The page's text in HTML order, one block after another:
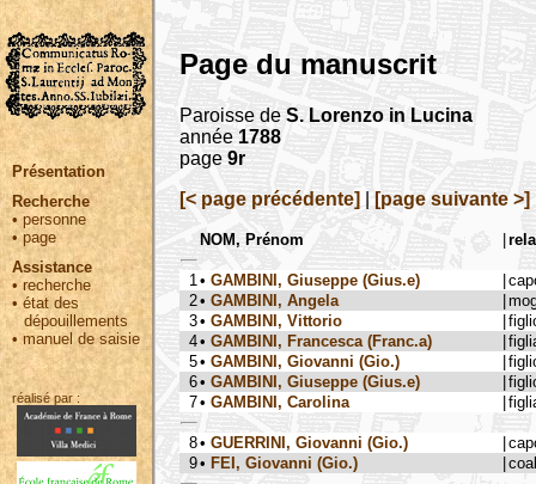
Présentation
Recherche
• personne
•page
Assistance
• recherche
•état des
dépouillements
•manuel de saisie
réalisé par :
Page du manuscrit
Paroisse de S. Lorenzo in Lucina
année 1788
page 9r
[< page précédente]
[page suivante >]
NOM, Prénom
1 • GAMBINI, Giuseppe (Gius.e)
2• GAMBINI, Angela
3• GAMBINI, Vittorio
4• GAMBINI, Francesca (Franc.a)
5• GAMBINI, Giovanni (Gio.)
6• GAMBINI, Giuseppe (Gius.e)
7• GAMBINI, Carolina
8• GUERRINI, Giovanni (Gio.)
9• FEI, Giovanni (Gio.)